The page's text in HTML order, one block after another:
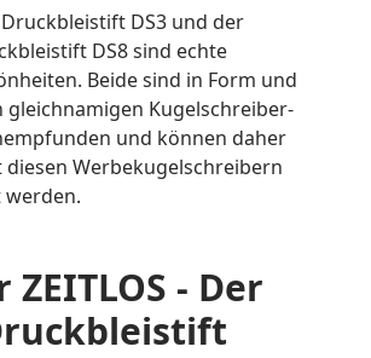
DS3 und der
DS8 sind echte
Beide sind in Form und
gleichnamigen Kugelschreiber-
und können daher
Werbekugelschreibern
- Der